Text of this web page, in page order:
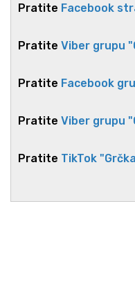
Pratite Facebook
Pratite Viber grupu
Pratite Facebook
Pratite Viber grupu
Pratite TikTok